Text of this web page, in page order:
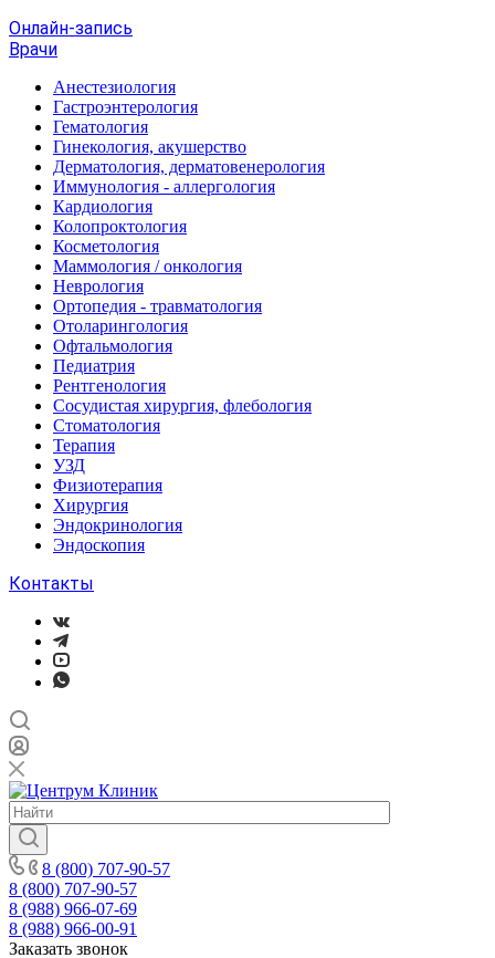
Онлайн-запись
Врачи
Анестезиология
Гастроэнтерология
Гематология
Гинекология, акушерство
Дерматология, дерматовенерология
Иммунология - аллергология
Кардиология
Колопроктология
Косметология
Маммология / онкология
Неврология
Ортопедия - травматология
Отоларингология
Офтальмология
Педиатрия
Рентгенология
Сосудистая хирургия, флебология
Стоматология
Терапия
УЗД
Физиотерапия
Хирургия
Эндокринология
Эндоскопия
Контакты
8 (800) 707-90-57
8 (800) 707-90-57
8 (988) 966-07-69
8 (988) 966-00-91
Заказать звонок